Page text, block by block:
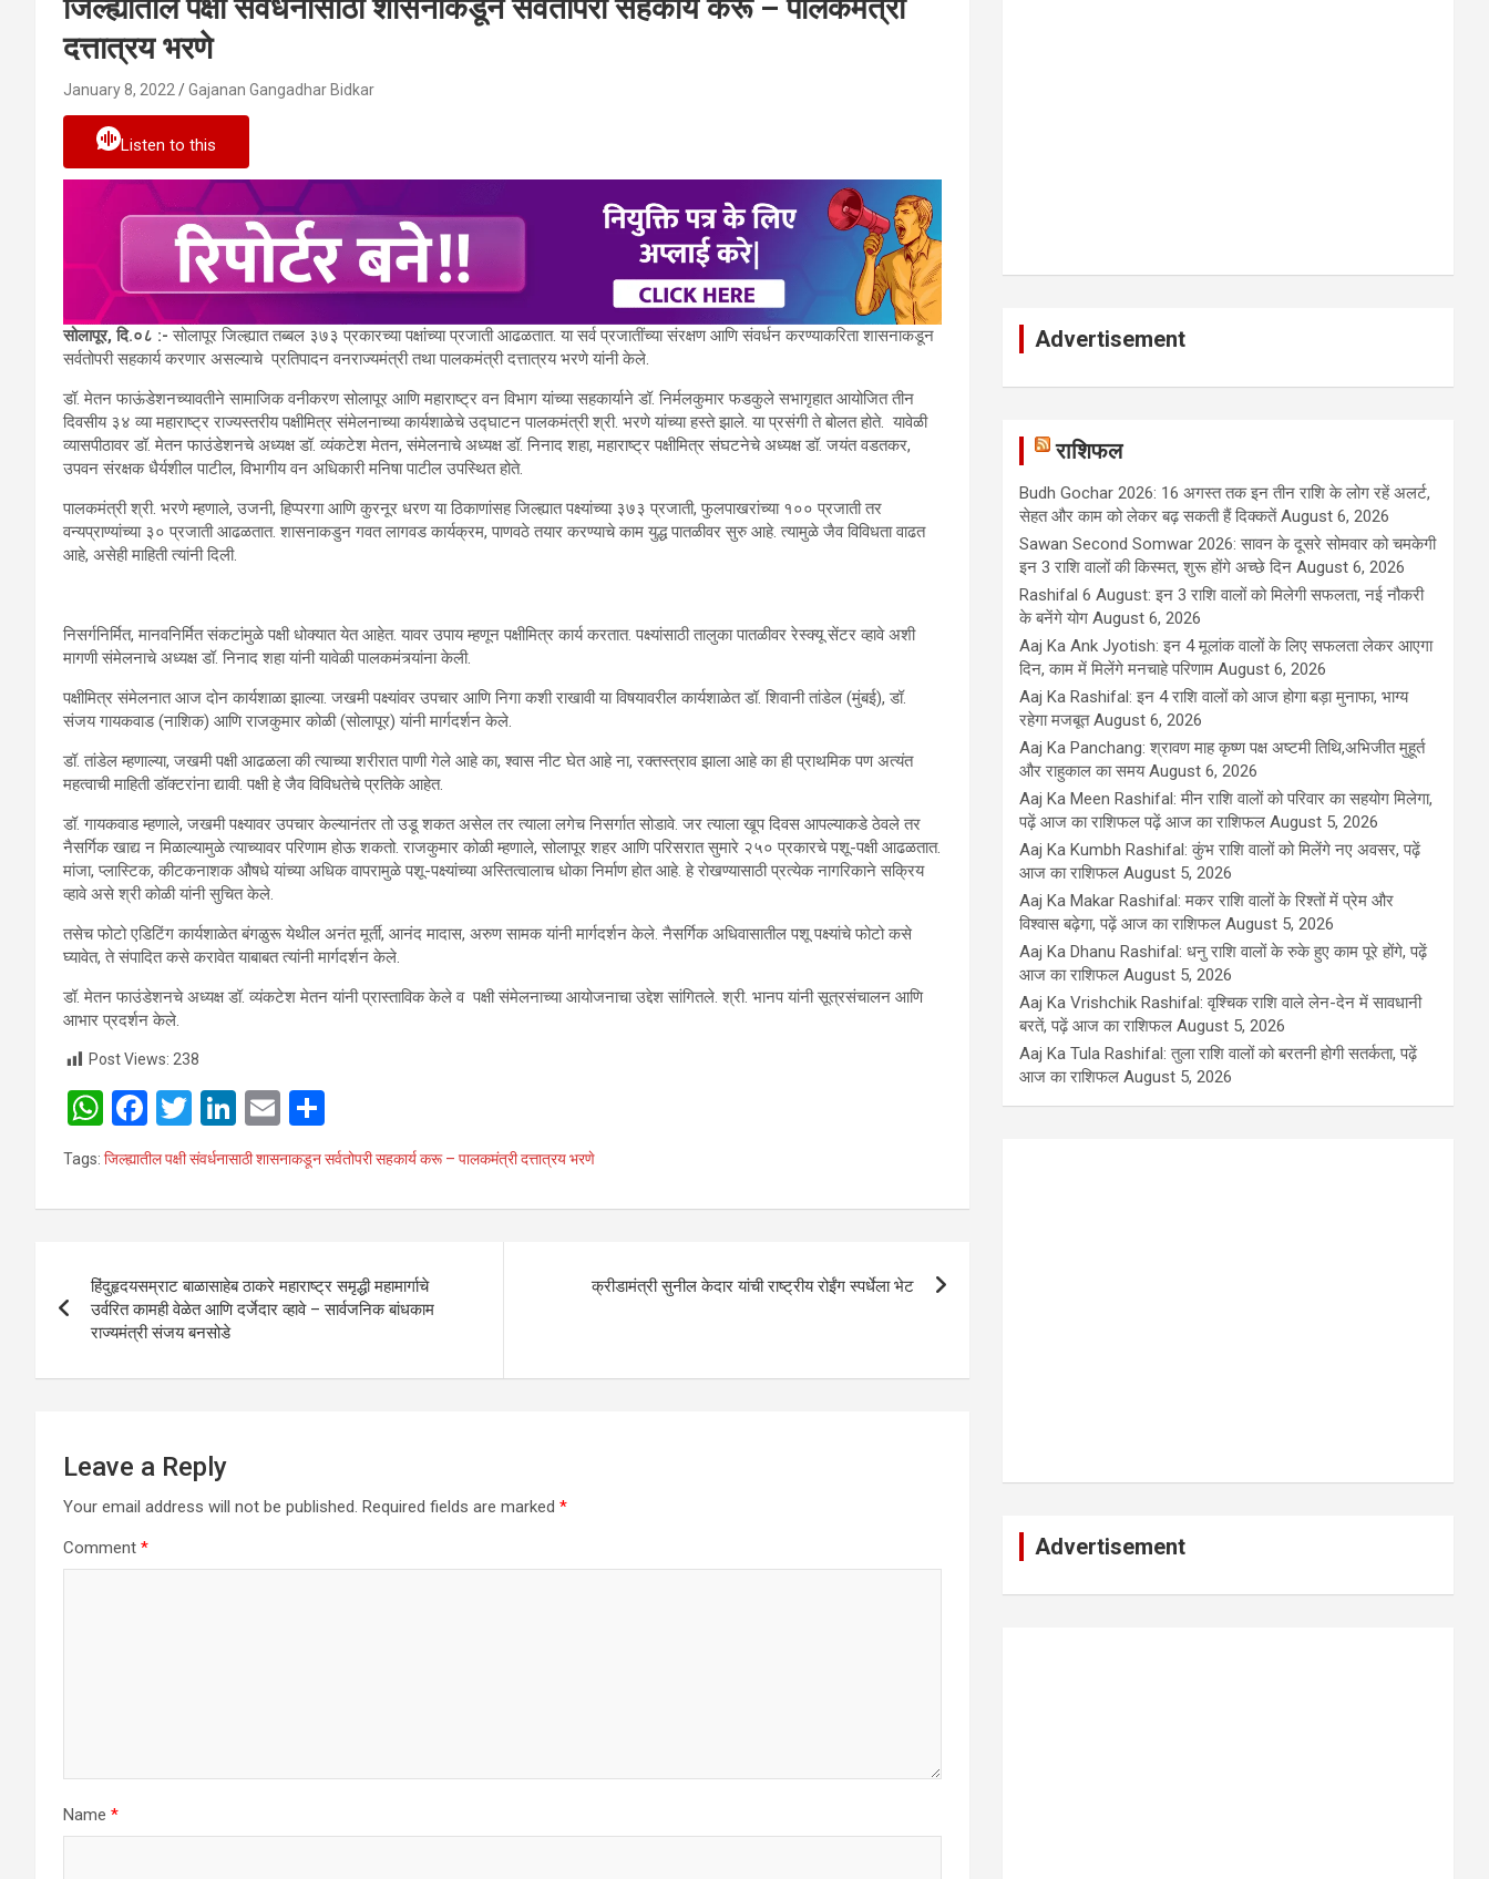
जिल्ह्यातील पक्षी संवर्धनासाठी शासनाकडून सर्वतोपरी सहकार्य करू – पालकमंत्री
दत्तात्रय भरणे
January 8, 2022 Gajanan Gangadhar Bidkar
Listen to this
सोलापूर, दि.०८ :- सोलापूर जिल्ह्यात तब्बल ३७३ प्रकारच्या पक्षांच्या प्रजाती आढळतात. या सर्व प्रजातींच्या संरक्षण आणि संवर्धन करण्याकरिता शासनाकडून
सर्वतोपरी सहकार्य करणार असल्याचे प्रतिपादन वनराज्यमंत्री तथा पालकमंत्री दत्तात्रय भरणे यांनी केले.
डॉ. मेतन फाऊंडेशनच्यावतीने सामाजिक वनीकरण सोलापूर आणि महाराष्ट्र वन विभाग यांच्या सहकार्याने डॉ. निर्मलकुमार फडकुले सभागृहात आयोजित तीन
दिवसीय ३४ व्या महाराष्ट्र राज्यस्तरीय पक्षीमित्र संमेलनाच्या कार्यशाळेचे उद्घाटन पालकमंत्री श्री. भरणे यांच्या हस्ते झाले. या प्रसंगी ते बोलत होते. यावेळी
व्यासपीठावर डॉ. मेतन फाउंडेशनचे अध्यक्ष डॉ. व्यंकटेश मेतन, संमेलनाचे अध्यक्ष डॉ. निनाद शहा, महाराष्ट्र पक्षीमित्र संघटनेचे अध्यक्ष डॉ. जयंत वडतकर,
उपवन संरक्षक धैर्यशील पाटील, विभागीय वन अधिकारी मनिषा पाटील उपस्थित होते.
पालकमंत्री श्री. भरणे म्हणाले, उजनी, हिप्परगा आणि कुरनूर धरण या ठिकाणांसह जिल्ह्यात पक्ष्यांच्या ३७३ प्रजाती, फुलपाखरांच्या १०० प्रजाती तर
वन्यप्राण्यांच्या ३० प्रजाती आढळतात. शासनाकडुन गवत लागवड कार्यक्रम, पाणवठे तयार करण्याचे काम युद्ध पातळीवर सुरु आहे. त्यामुळे जैव विविधता वाढत
आहे, असेही माहिती त्यांनी दिली.
निसर्गनिर्मित, मानवनिर्मित संकटांमुळे पक्षी धोक्यात येत आहेत. यावर उपाय म्हणून पक्षीमित्र कार्य करतात. पक्ष्यांसाठी तालुका पातळीवर रेस्क्यू सेंटर व्हावे अशी
मागणी संमेलनाचे अध्यक्ष डॉ. निनाद शहा यांनी यावेळी पालकमंत्र्यांना केली.
पक्षीमित्र संमेलनात आज दोन कार्यशाळा झाल्या. जखमी पक्ष्यांवर उपचार आणि निगा कशी राखावी या विषयावरील कार्यशाळेत डॉ. शिवानी तांडेल (मुंबई), डॉ.
संजय गायकवाड (नाशिक) आणि राजकुमार कोळी (सोलापूर) यांनी मार्गदर्शन केले.
डॉ. तांडेल म्हणाल्या, जखमी पक्षी आढळला की त्याच्या शरीरात पाणी गेले आहे का, श्वास नीट घेत आहे ना, रक्तस्त्राव झाला आहे का ही प्राथमिक पण अत्यंत
महत्वाची माहिती डॉक्टरांना द्यावी. पक्षी हे जैव विविधतेचे प्रतिके आहेत.
डॉ. गायकवाड म्हणाले, जखमी पक्ष्यावर उपचार केल्यानंतर तो उडू शकत असेल तर त्याला लगेच निसर्गात सोडावे. जर त्याला खूप दिवस आपल्याकडे ठेवले तर
नैसर्गिक खाद्य न मिळाल्यामुळे त्याच्यावर परिणाम होऊ शकतो. राजकुमार कोळी म्हणाले, सोलापूर शहर आणि परिसरात सुमारे २५० प्रकारचे पशू-पक्षी आढळतात.
मांजा, प्लास्टिक, कीटकनाशक औषधे यांच्या अधिक वापरामुळे पशू-पक्ष्यांच्या अस्तित्वालाच धोका निर्माण होत आहे. हे रोखण्यासाठी प्रत्येक नागरिकाने सक्रिय
व्हावे असे श्री कोळी यांनी सुचित केले.
तसेच फोटो एडिटिंग कार्यशाळेत बंगळुरू येथील अनंत मूर्ती, आनंद मादास, अरुण सामक यांनी मार्गदर्शन केले. नैसर्गिक अधिवासातील पशू पक्ष्यांचे फोटो कसे
घ्यावेत, ते संपादित कसे करावेत याबाबत त्यांनी मार्गदर्शन केले.
डॉ. मेतन फाउंडेशनचे अध्यक्ष डॉ. व्यंकटेश मेतन यांनी प्रास्ताविक केले व पक्षी संमेलनाच्या आयोजनाचा उद्देश सांगितले. श्री. भानप यांनी सूत्रसंचालन आणि
आभार प्रदर्शन केले.
Post Views: 238
W
h
at
s
p
p
F
a
ce
b
o
k
T
wi
tt
er
Li
n
ke
dI
E
ail
h
ar
e
Tags: जिल्ह्यातील पक्षी संवर्धनासाठी शासनाकडून सर्वतोपरी सहकार्य करू – पालकमंत्री दत्तात्रय भरणे
navigation
हिंदुहृदयसम्राट बाळासाहेब ठाकरे महाराष्ट्र समृद्धी महामार्गाचे
उर्वरित कामही वेळेत आणि दर्जेदार व्हावे – सार्वजनिक बांधकाम
राज्यमंत्री संजय बनसोडे
क्रीडामंत्री सुनील केदार यांची राष्ट्रीय रोईंग स्पर्धेला भेट
Leave a Reply
Your email address will not be published. Required fields are marked *
Comment *
Name *
Advertisement
राशिफल
Budh Gochar 2026: 16 अगस्त तक इन तीन राशि के लोग रहें अलर्ट,
सेहत और काम को लेकर बढ़ सकती हैं दिक्कतें August 6, 2026
Sawan Second Somwar 2026: सावन के दूसरे सोमवार को चमकेगी
इन 3 राशि वालों की किस्मत, शुरू होंगे अच्छे दिन August 6, 2026
Rashifal 6 August: इन 3 राशि वालों को मिलेगी सफलता, नई नौकरी
के बनेंगे योग August 6, 2026
Aaj Ka Ank Jyotish: इन 4 मूलांक वालों के लिए सफलता लेकर आएगा
दिन, काम में मिलेंगे मनचाहे परिणाम August 6, 2026
Aaj Ka Rashifal: इन 4 राशि वालों को आज होगा बड़ा मुनाफा, भाग्य
रहेगा मजबूत August 6, 2026
Aaj Ka Panchang: श्रावण माह कृष्ण पक्ष अष्टमी तिथि,अभिजीत मुहूर्त
और राहुकाल का समय August 6, 2026
Aaj Ka Meen Rashifal: मीन राशि वालों को परिवार का सहयोग मिलेगा,
पढ़ें आज का राशिफल पढ़ें आज का राशिफल August 5, 2026
Aaj Ka Kumbh Rashifal: कुंभ राशि वालों को मिलेंगे नए अवसर, पढ़ें
आज का राशिफल August 5, 2026
Aaj Ka Makar Rashifal: मकर राशि वालों के रिश्तों में प्रेम और
विश्वास बढ़ेगा, पढ़ें आज का राशिफल August 5, 2026
Aaj Ka Dhanu Rashifal: धनु राशि वालों के रुके हुए काम पूरे होंगे, पढ़ें
आज का राशिफल August 5, 2026
Aaj Ka Vrishchik Rashifal: वृश्चिक राशि वाले लेन-देन में सावधानी
बरतें, पढ़ें आज का राशिफल August 5, 2026
Aaj Ka Tula Rashifal: तुला राशि वालों को बरतनी होगी सतर्कता, पढ़ें
आज का राशिफल August 5, 2026
Advertisement